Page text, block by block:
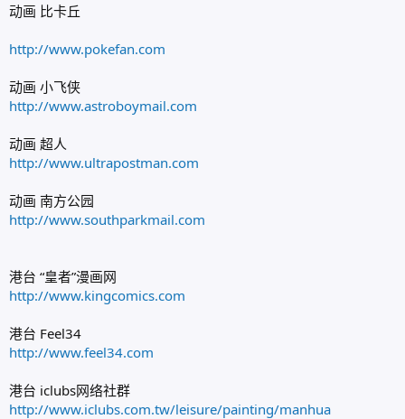
动画 比卡丘
http://www.pokefan.com
动画 小飞侠
http://www.astroboymail.com
动画 超人
http://www.ultrapostman.com
动画 南方公园
http://www.southparkmail.com
港台 “皇者”漫画网
http://www.kingcomics.com
港台 Feel34
http://www.feel34.com
港台 iclubs网络社群
http://www.iclubs.com.tw/leisure/painting/manhua